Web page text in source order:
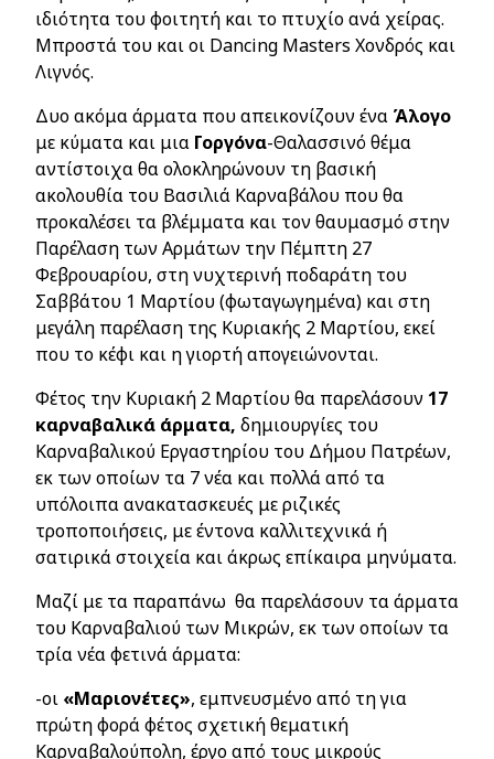
ιδιότητα του φοιτητή και το πτυχίο ανά χείρας.
Μπροστά του και οι Dancing Masters Χονδρός και
Λιγνός.
Δυο ακόμα άρματα που απεικονίζουν ένα Άλογο
με κύματα και μια Γοργόνα-Θαλασσινό θέμα
αντίστοιχα θα ολοκληρώνουν τη βασική
ακολουθία του Βασιλιά Καρναβάλου που θα
προκαλέσει τα βλέμματα και τον θαυμασμό στην
Παρέλαση των Αρμάτων την Πέμπτη 27
Φεβρουαρίου, στη νυχτερινή ποδαράτη του
Σαββάτου 1 Μαρτίου (φωταγωγημένα) και στη
μεγάλη παρέλαση της Κυριακής 2 Μαρτίου, εκεί
που το κέφι και η γιορτή απογειώνονται.
Φέτος την Κυριακή 2 Μαρτίου θα παρελάσουν 17
καρναβαλικά άρματα, δημιουργίες του
Καρναβαλικού Εργαστηρίου του Δήμου Πατρέων,
εκ των οποίων τα 7 νέα και πολλά από τα
υπόλοιπα ανακατασκευές με ριζικές
τροποποιήσεις, με έντονα καλλιτεχνικά ή
σατιρικά στοιχεία και άκρως επίκαιρα μηνύματα.
Μαζί με τα παραπάνω θα παρελάσουν τα άρματα
του Καρναβαλιού των Μικρών, εκ των οποίων τα
τρία νέα φετινά άρματα:
-οι «Μαριονέτες», εμπνευσμένο από τη για
πρώτη φορά φέτος σχετική θεματική
Καρναβαλούπολη, έργο από τους μικρούς